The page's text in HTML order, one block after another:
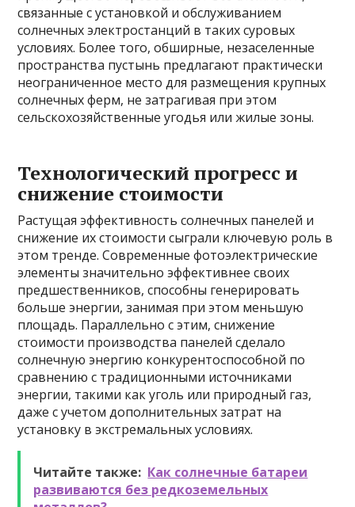
связанные с установкой и обслуживанием
солнечных электростанций в таких суровых
условиях. Более того, обширные, незаселенные
пространства пустынь предлагают практически
неограниченное место для размещения крупных
солнечных ферм, не затрагивая при этом
сельскохозяйственные угодья или жилые зоны.
Технологический прогресс и
снижение стоимости
Растущая эффективность солнечных панелей и
снижение их стоимости сыграли ключевую роль в
этом тренде. Современные фотоэлектрические
элементы значительно эффективнее своих
предшественников, способны генерировать
больше энергии, занимая при этом меньшую
площадь. Параллельно с этим, снижение
стоимости производства панелей сделало
солнечную энергию конкурентоспособной по
сравнению с традиционными источниками
энергии, такими как уголь или природный газ,
даже с учетом дополнительных затрат на
установку в экстремальных условиях.
Читайте также: Как солнечные батареи
развиваются без редкоземельных